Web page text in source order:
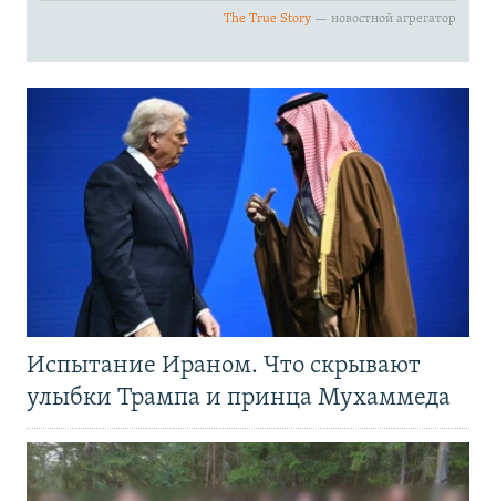
Испытание Ираном. Что скрывают
улыбки Трампа и принца Мухаммеда